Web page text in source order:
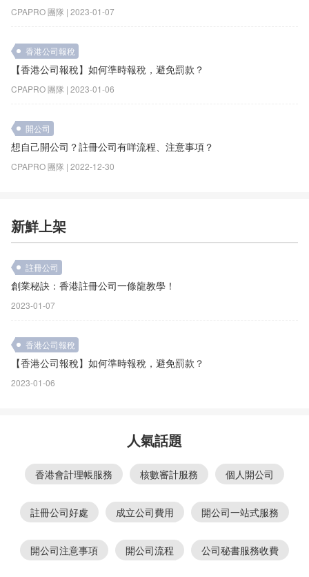
CPAPRO 團隊 | 2023-01-07
香港公司報稅
【香港公司報稅】如何準時報稅，避免罰款？
CPAPRO 團隊 | 2023-01-06
開公司
想自己開公司？註冊公司有咩流程、注意事項？
CPAPRO 團隊 | 2022-12-30
新鮮上架
註冊公司
創業秘訣：香港註冊公司一條龍教學！
2023-01-07
香港公司報稅
【香港公司報稅】如何準時報稅，避免罰款？
2023-01-06
人氣話題
香港會計理帳服務 核數審計服務 個人開公司
註冊公司好處 成立公司費用 開公司一站式服務
開公司注意事項 開公司流程 公司秘書服務收費